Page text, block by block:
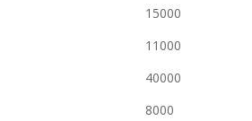
15000
11000
40000
8000